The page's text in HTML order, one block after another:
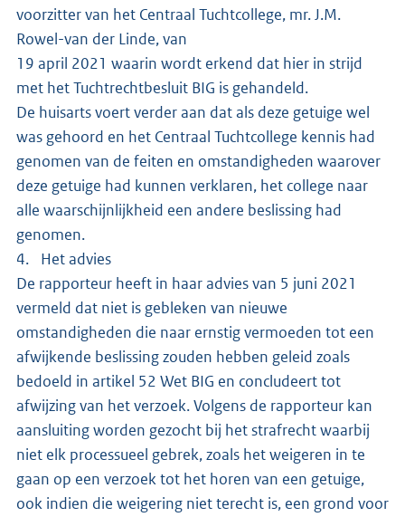
voorzitter van het Centraal Tuchtcollege, mr. J.M.
Rowel-van der Linde, van
19 april 2021 waarin wordt erkend dat hier in strijd
met het Tuchtrechtbesluit BIG is gehandeld.
De huisarts voert verder aan dat als deze getuige wel
was gehoord en het Centraal Tuchtcollege kennis had
genomen van de feiten en omstandigheden waarover
deze getuige had kunnen verklaren, het college naar
alle waarschijnlijkheid een andere beslissing had
genomen.
4. Het advies
De rapporteur heeft in haar advies van 5 juni 2021
vermeld dat niet is gebleken van nieuwe
omstandigheden die naar ernstig vermoeden tot een
afwijkende beslissing zouden hebben geleid zoals
bedoeld in artikel 52 Wet BIG en concludeert tot
afwijzing van het verzoek. Volgens de rapporteur kan
aansluiting worden gezocht bij het strafrecht waarbij
niet elk processueel gebrek, zoals het weigeren in te
gaan op een verzoek tot het horen van een getuige,
ook indien die weigering niet terecht is, een grond voor